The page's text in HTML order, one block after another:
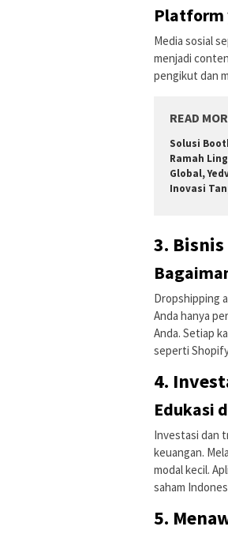
Platform
Media sosial
menjadi
pengikut dan
READ
Solusi
Ramah
Global,
Inovasi
3.
Dropshipping
Anda hanya
Anda. Setiap
seperti
4.
Edukasi
Investasi dan
keuangan.
modal kecil.
saham
5.